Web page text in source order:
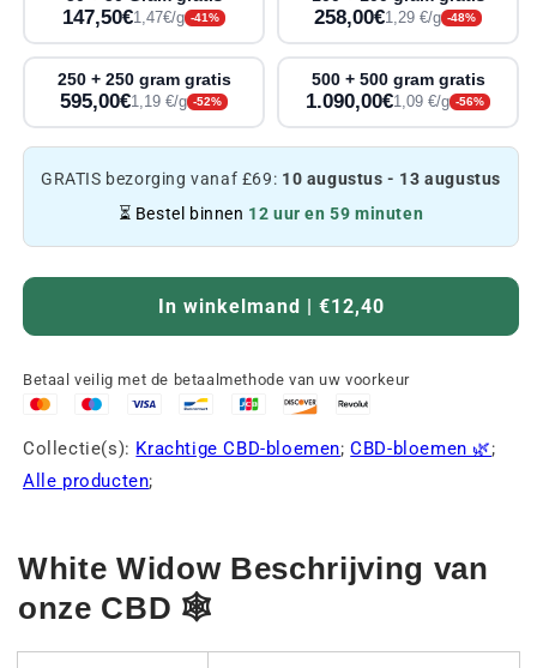
147,50€1,47€/g -41% 258,00€1,29 €/g -48%
250 + 250 gram gratis
595,00€1,19 €/g -52%
500 + 500 gram gratis
1.090,00€1,09 €/g -56%
GRATIS bezorging vanaf £69: 10 augustus - 13 augustus
⏳ Bestel binnen 12 uur en 59 minuten
In winkelmand | €12,40
Betaal veilig met de betaalmethode van uw voorkeur
Collectie(s): Krachtige CBD-bloemen;CBD-bloemen 🌿;
Alle producten;
White Widow Beschrijving van
onze CBD 🕸